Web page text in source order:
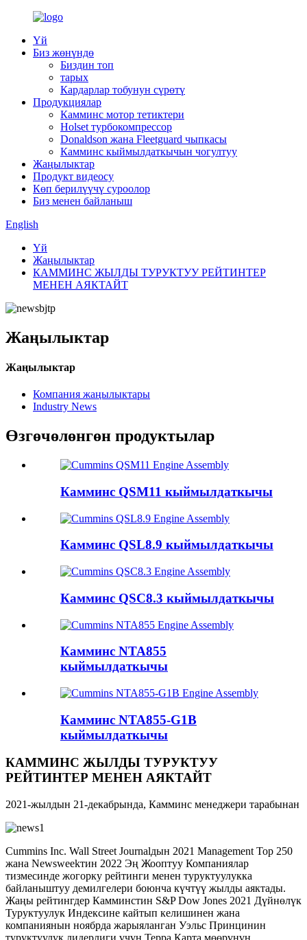
Үй
Биз жөнүндө
Биздин топ
тарых
Кардарлар тобунун сүрөтү
Продукциялар
Камминс мотор тетиктери
Holset турбокомпрессор
Donaldson жана Fleetguard чыпкасы
Камминс кыймылдаткычын чогултуу
Жаңылыктар
Продукт видеосу
Көп берилүүчү суроолор
Биз менен байланыш
English
Үй
Жаңылыктар
КАММИНС ЖЫЛДЫ ТУРУКТУУ РЕЙТИНТЕР
МЕНЕН АЯКТАЙТ
Жаңылыктар
Жаңылыктар
Компания жаңылыктары
Industry News
Өзгөчөлөнгөн продуктылар
Камминс QSM11 кыймылдаткычы
Камминс QSL8.9 кыймылдаткычы
Камминс QSC8.3 кыймылдаткычы
Камминс NTA855
кыймылдаткычы
Камминс NTA855-G1B
кыймылдаткычы
КАММИНС ЖЫЛДЫ ТУРУКТУУ
РЕЙТИНТЕР МЕНЕН АЯКТАЙТ
2021-жылдын 21-декабрында, Камминс менеджери тарабынан
Cummins Inc. Wall Street Journalдын 2021 Management Top 250
жана Newsweekтин 2022 Эң Жооптуу Компаниялар
тизмесинде жогорку рейтинги менен туруктуулукка
байланыштуу демилгелери боюнча күчтүү жылды аяктады.
Жаңы рейтингдер Камминстин S&P Dow Jones 2021 Дүйнөлүк
Туруктуулук Индексине кайтып келишинен жана
компаниянын ноябрда жарыяланган Уэльс Принцинин